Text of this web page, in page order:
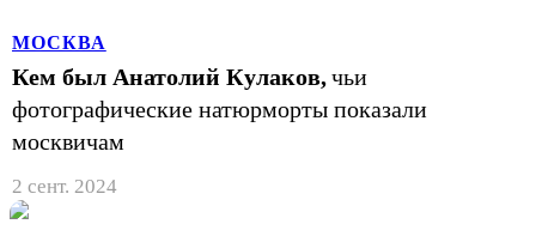
МОСКВА
Кем был Анатолий Кулаков,чьи
фотографические натюрморты показали
москвичам
2 сент. 2024